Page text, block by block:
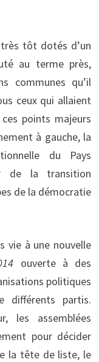
tôt dotés d’un
au terme près,
communes qu’il
ceux qui allaient
points majeurs
à gauche, la
du Pays
de la transition
de la démocratie
vie à une nouvelle
ouverte à des
politiques
différents partis.
les assemblées
pour décider
la tête de liste, le